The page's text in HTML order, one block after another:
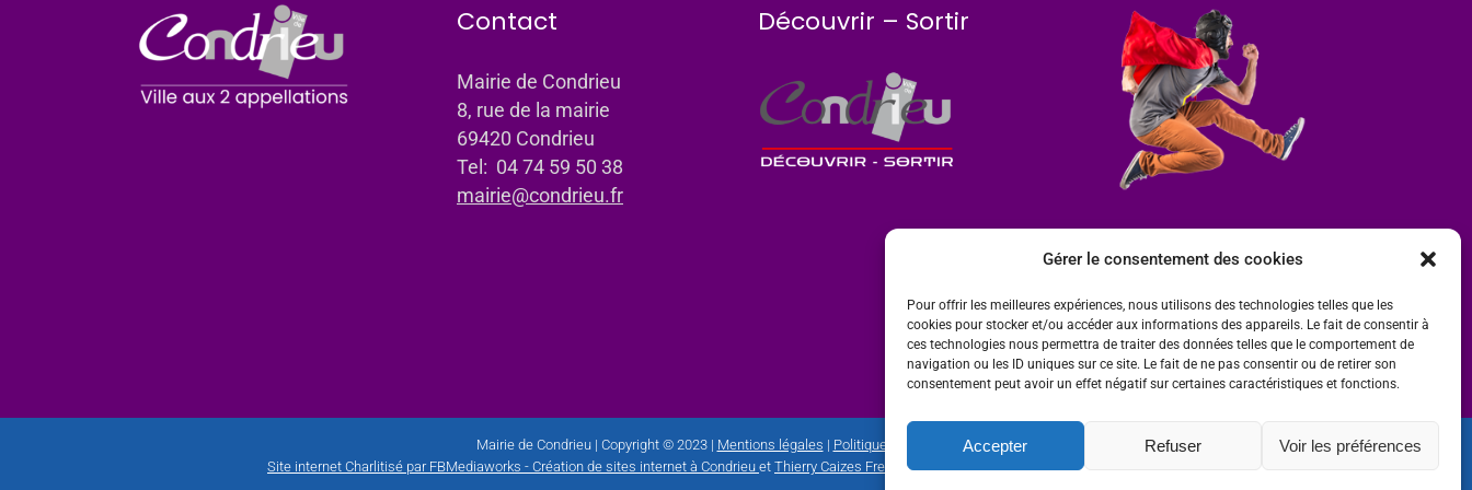
Gérer le consentement des cookies
Pour offrir les meilleures expériences, nous utilisons des technologies telles que les
cookies pour stocker et/ou accéder aux informations des appareils. Le fait de consentir à
ces technologies nous permettra de traiter des données telles que le comportement de
navigation ou les ID uniques sur ce site. Le fait de ne pas consentir ou de retirer son
consentement peut avoir un effet négatif sur certaines caractéristiques et fonctions.
Accepter Refuser Voir les préférences
Contact
Mairie de Condrieu
8, rue de la mairie
69420 Condrieu
Tel: 04 74 59 50 38
mairie@condrieu.fr
Découvrir – Sortir
Mairie de Condrieu | Copyright © 2023 | Mentions légales | Politique de confidentialité
Site internet Charlitisé par FBMediaworks - Création de sites internet à Condrieu et Thierry Caizes Freelance| Photos parOmbre et Matière - Photographe